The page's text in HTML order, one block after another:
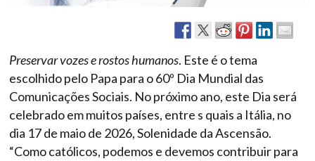
Preservar vozes e rostos humanos. Este é o tema
escolhido pelo Papa para o 60º Dia Mundial das
Comunicações Sociais. No próximo ano, este Dia será
celebrado em muitos países, entre s quais a Itália, no
dia 17 de maio de 2026, Solenidade da Ascensão.
“Como católicos, podemos e devemos contribuir para